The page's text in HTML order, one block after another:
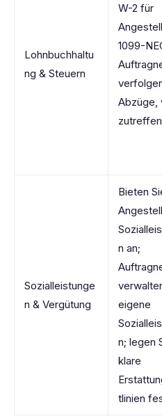
Lohnbuchhaltu
ng & Steuern
W-2 für
1099-
Abzüge,
Sozialleistunge
n & Vergütung
Bieten
n an;
eigene
n; legen
klare
tlinien